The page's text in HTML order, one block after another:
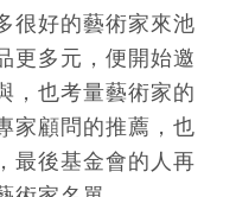
很好的藝術家來池
更多元，便開始邀
，也考量藝術家的
家顧問的推薦，也
最後基金會的人再